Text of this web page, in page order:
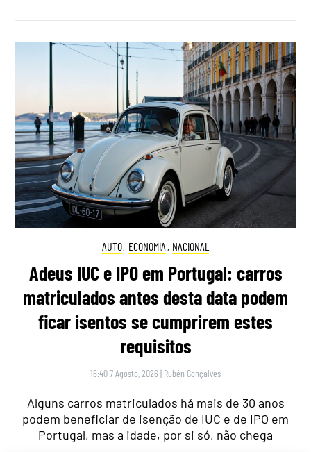
AUTO, ECONOMIA , NACIONAL
Adeus IUC e IPO em Portugal: carros
matriculados antes desta data podem
ficar isentos se cumprirem estes
requisitos
16:40 7 Agosto, 2026 | Rubén Gonçalves
Alguns carros matriculados há mais de 30 anos
podem beneficiar de isenção de IUC e de IPO em
Portugal, mas a idade, por si só, não chega